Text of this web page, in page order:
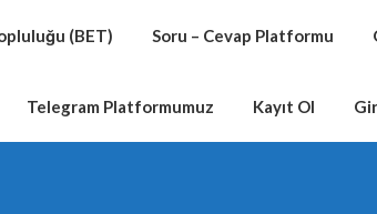
(BET) Soru – Cevap Platformu
Telegram Platformumuz Kayıt Ol